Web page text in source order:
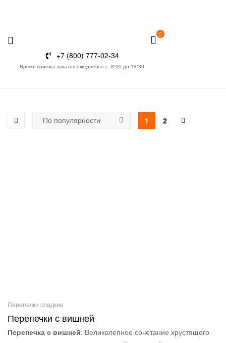
+7 (800) 777-02-34
Время приема заказов ежедневно с 8:00 до 19:30
0
1 2
Перепечки сладкие
Перепечки с вишней
Перепечка с вишней: Великолепное сочетание хрустящего